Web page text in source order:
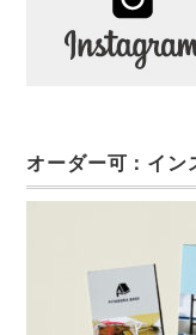
オーダー可：イン